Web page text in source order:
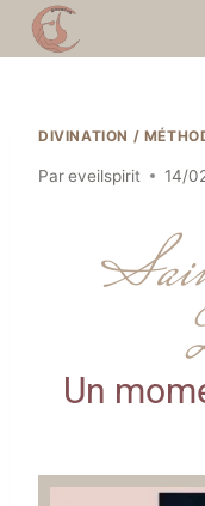
DIVINATION /
Pareveilspirit 14/
Un